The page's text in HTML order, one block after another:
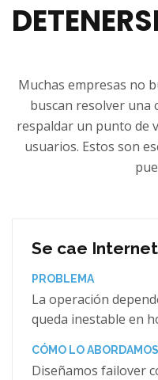
Muchas empresas no
buscan resolver una
respaldar un punto de
usuarios. Estos son
Se cae
PROBLEMA
La operación
queda inestable en
CÓMO LO ABORDAMOS
Diseñamos failover